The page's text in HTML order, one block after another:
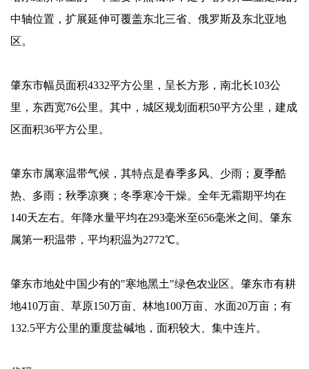
中轴位置，扩展延伸可覆盖东北三省、俄罗斯及东北亚地
区。
肇东市幅员面积4332平方公里，呈长方形，南北长103公
里，东西宽76公里。其中，城区规划面积50平方公里，建成
区面积36平方公里。
肇东市属寒温带气候，其特点是春季多风、少雨；夏季酷
热、多雨；秋季凉爽；冬季寒冷干燥。全年无霜期平均在
140天左右。年降水量平均在293毫米至656毫米之间。肇东
属第一积温带，平均积温为2772℃。
肇东市地处中国少有的"寒地黑土"绿色农业区。肇东市有耕
地410万亩、草原150万亩、林地100万亩、水面20万亩；有
132.5平方公里的重度盐碱地，面积较大、集中连片。